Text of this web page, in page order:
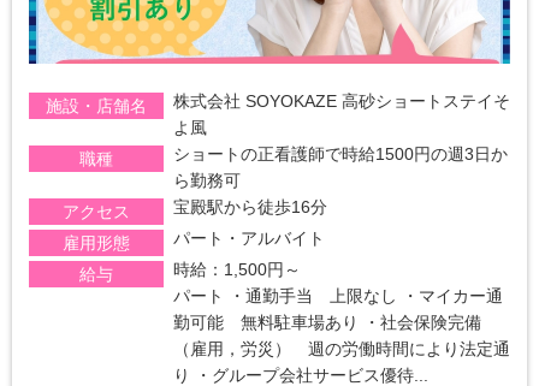
施設・店舗名
株式会社 SOYOKAZE 高砂ショートステイそ
よ風
職種
ショートの正看護師で時給1500円の週3日か
ら勤務可
アクセス
宝殿駅から徒歩16分
雇用形態
パート・アルバイト
給与
時給：1,500円～
パート ・通勤手当 上限なし ・マイカー通
勤可能 無料駐車場あり ・社会保険完備
（雇用，労災） 週の労働時間により法定通
り ・グループ会社サービス優待...